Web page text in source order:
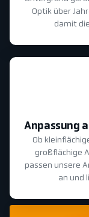
Optik über
damit
Anpassung
Ob
großflächige
passen unsere
an und